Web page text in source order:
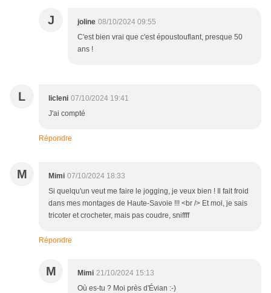
J joline 08/10/2024 09:55
C'est bien vrai que c'est époustouflant, presque 50
ans !
L licleni 07/10/2024 19:41
J'ai compté
Répondre
M Mimi 07/10/2024 18:33
Si quelqu'un veut me faire le jogging, je veux bien ! Il fait froid
dans mes montages de Haute-Savoie !!! <br /> Et moi, je sais
tricoter et crocheter, mais pas coudre, sniffff
Répondre
M Mimi 21/10/2024 15:13
Où es-tu ? Moi près d'Évian :-)